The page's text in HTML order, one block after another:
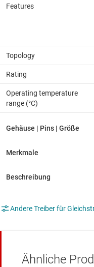
Features
Topology
Rating
Operating temperature
range (°C)
Andere Treiber für
Ähnliche